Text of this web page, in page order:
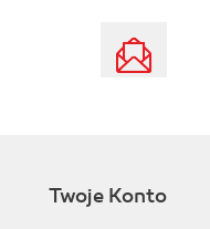
Twoje Konto